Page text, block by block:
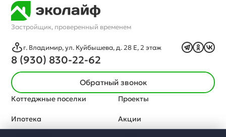
Застройщик, проверенный временем
г. Владимир, ул. Куйбышева, д. 28 Е, 2 этаж
8 (930) 830-22-62
Коттеджные поселки Проекты
Ипотека Акции
Обратный звонок